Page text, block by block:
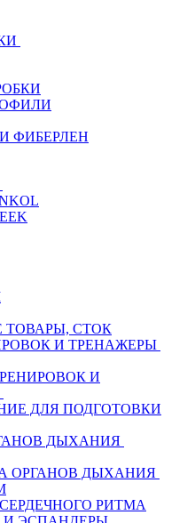
ФИБЕРЛЕН
СТОК
И ТРЕНАЖЕРЫ
И
ДЛЯ ПОДГОТОВКИ
ДЫХАНИЯ
ОРГАНОВ ДЫХАНИЯ
РИТМА